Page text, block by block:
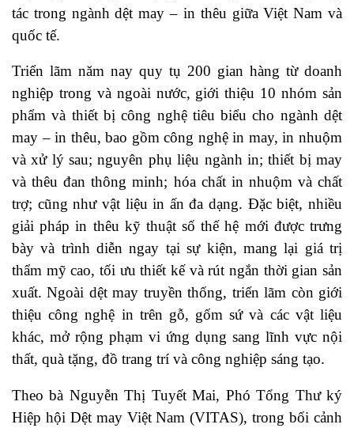
tác trong ngành dệt may – in thêu giữa Việt Nam và
quốc tế.
Triển lãm năm nay quy tụ 200 gian hàng từ doanh
nghiệp trong và ngoài nước, giới thiệu 10 nhóm sản
phẩm và thiết bị công nghệ tiêu biểu cho ngành dệt
may – in thêu, bao gồm công nghệ in may, in nhuộm
và xử lý sau; nguyên phụ liệu ngành in; thiết bị may
và thêu đan thông minh; hóa chất in nhuộm và chất
trợ; cũng như vật liệu in ấn đa dạng. Đặc biệt, nhiều
giải pháp in thêu kỹ thuật số thế hệ mới được trưng
bày và trình diễn ngay tại sự kiện, mang lại giá trị
thẩm mỹ cao, tối ưu thiết kế và rút ngắn thời gian sản
xuất. Ngoài dệt may truyền thống, triển lãm còn giới
thiệu công nghệ in trên gỗ, gốm sứ và các vật liệu
khác, mở rộng phạm vi ứng dụng sang lĩnh vực nội
thất, quà tặng, đồ trang trí và công nghiệp sáng tạo.
Theo bà Nguyễn Thị Tuyết Mai, Phó Tổng Thư ký
Hiệp hội Dệt may Việt Nam (VITAS), trong bối cảnh